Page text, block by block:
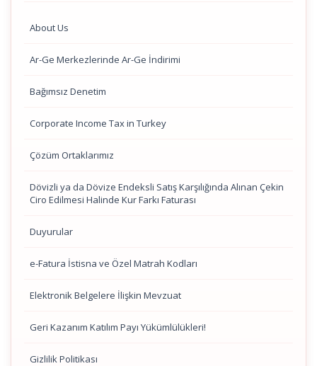
About Us
Ar-Ge Merkezlerinde Ar-Ge İndirimi
Bağımsız Denetim
Corporate Income Tax in Turkey
Çözüm Ortaklarımız
Dövizli ya da Dövize Endeksli Satış Karşılığında Alınan Çekin
Ciro Edilmesi Halinde Kur Farkı Faturası
Duyurular
e-Fatura İstisna ve Özel Matrah Kodları
Elektronik Belgelere İlişkin Mevzuat
Geri Kazanım Katılım Payı Yükümlülükleri!
Gizlilik Politikası